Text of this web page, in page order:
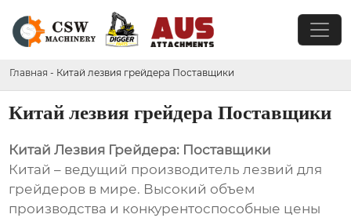
Главная - Китай лезвия грейдера Поставщики
Китай лезвия грейдера Поставщики
Китай Лезвия Грейдера: Поставщики
Китай – ведущий производитель лезвий для
грейдеров в мире. Высокий объем
производства и конкурентоспособные цены